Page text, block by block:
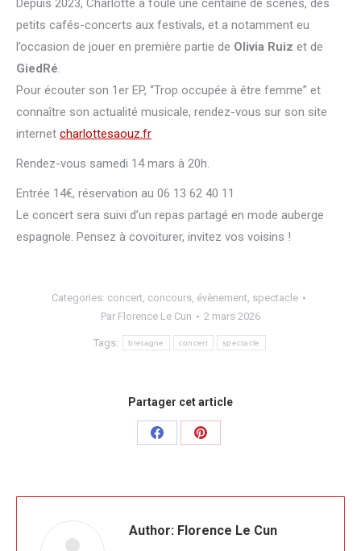
Depuis 2023, Charlotte a foulé une centaine de scènes, des
petits cafés-concerts aux festivals, et a notamment eu
l’occasion de jouer en première partie de Olivia Ruiz et de
GiedRé.
Pour écouter son 1er EP, “Trop occupée à être femme” et
connaître son actualité musicale, rendez-vous sur son site
internet charlottesaouz.fr
Rendez-vous samedi 14 mars à 20h.
Entrée 14€, réservation au 06 13 62 40 11
Le concert sera suivi d’un repas partagé en mode auberge
espagnole. Pensez à covoiturer, invitez vos voisins !
Categories: concert, concours, évènement, spectacle
Par Florence Le Cun 2 mars 2026
Tags: bretagne concert spectacle
Partager cet article
Share
Share
Author: Florence Le Cun